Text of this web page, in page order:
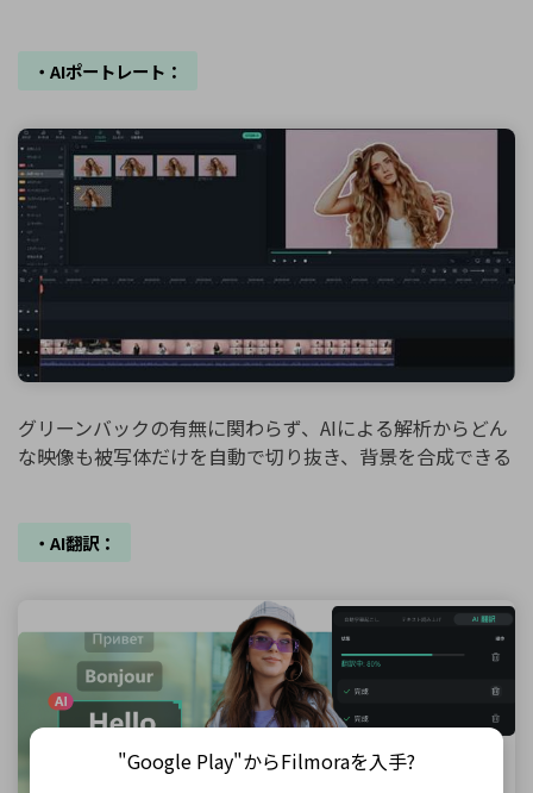
・AIポートレート：
グリーンバックの有無に関わらず、AIによる解析からどん
な映像も被写体だけを自動で切り抜き、背景を合成できる
・AI翻訳：
"Google Play"からFilmoraを入手?